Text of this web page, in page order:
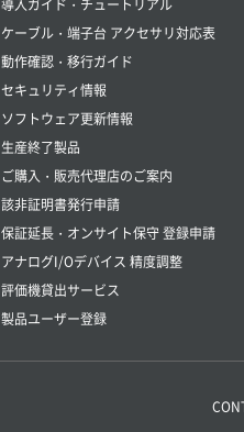
導入ガイド・チュートリアル
ケーブル・端子台 アクセサリ対応表
動作確認・移行ガイド
セキュリティ情報
ソフトウェア更新情報
生産終了製品
ご購入・販売代理店のご案内
該非証明書発行申請
保証延長・オンサイト保守 登録申請
アナログI/Oデバイス 精度調整
評価機貸出サービス
製品ユーザー登録